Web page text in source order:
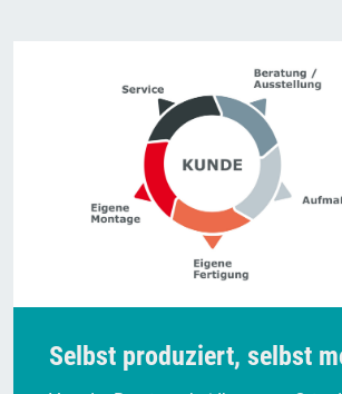
Selbst produziert, selbst